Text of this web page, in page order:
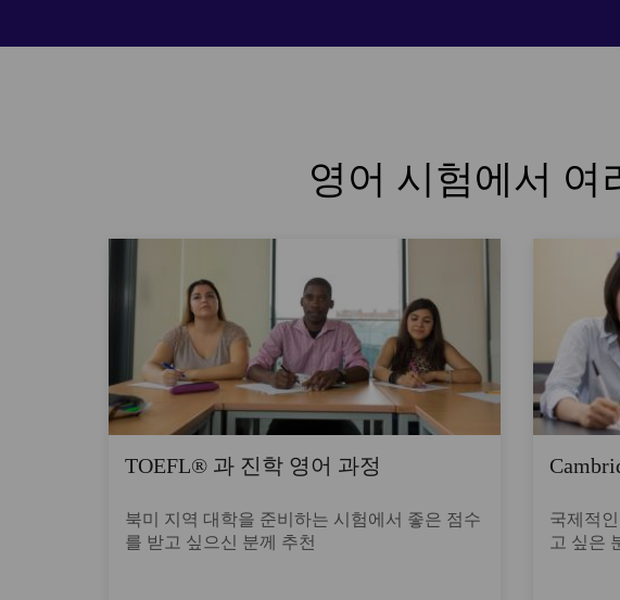
영어 시험에서 여
TOEFL® 과 진학 영어 과정
북미 지역 대학을 준비하는 시험에서 좋은 점수
를 받고 싶으신 분께 추천
국제적
고 싶은